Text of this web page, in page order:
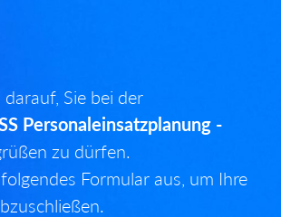
Sie bei der
Personaleinsatzplanung -
zu dürfen.
Formular aus, um Ihre